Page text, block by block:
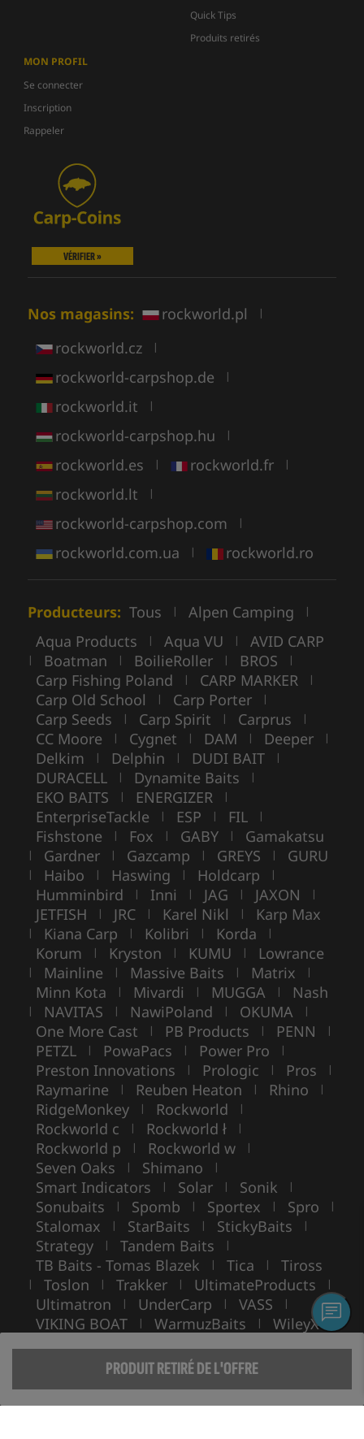
PRODUIT RETIRÉ DE L'OFFRE
Quick Tips
Produits retirés
MON PROFIL
Se connecter
Inscription
Rappeler
VÉRIFIER »
Nos magasins: rockworld.pl |
rockworld.cz |
rockworld-carpshop.de |
rockworld.it |
rockworld-carpshop.hu |
rockworld.es | rockworld.fr |
rockworld.lt |
rockworld-carpshop.com |
rockworld.com.ua | rockworld.ro
Producteurs: Tous | Alpen Camping |
Aqua Products | Aqua VU | AVID CARP
| Boatman | BoilieRoller | BROS |
Carp Fishing Poland | CARP MARKER |
Carp Old School | Carp Porter |
Carp Seeds | Carp Spirit | Carprus |
CC Moore | Cygnet | DAM | Deeper |
Delkim | Delphin | DUDI BAIT |
DURACELL | Dynamite Baits |
EKO BAITS | ENERGIZER |
EnterpriseTackle | ESP | FIL |
Fishstone | Fox | GABY | Gamakatsu
| Gardner | Gazcamp | GREYS | GURU
| Haibo | Haswing | Holdcarp |
Humminbird | Inni | JAG | JAXON |
JETFISH | JRC | Karel Nikl | Karp Max
| Kiana Carp | Kolibri | Korda |
Korum | Kryston | KUMU | Lowrance
| Mainline | Massive Baits | Matrix |
Minn Kota | Mivardi | MUGGA | Nash
| NAVITAS | NawiPoland | OKUMA |
One More Cast | PB Products | PENN |
PETZL | PowaPacs | Power Pro |
Preston Innovations | Prologic | Pros |
Raymarine | Reuben Heaton | Rhino |
RidgeMonkey | Rockworld |
Rockworld c | Rockworld ł |
Rockworld p | Rockworld w |
Seven Oaks | Shimano |
Smart Indicators | Solar | Sonik |
Sonubaits | Spomb | Sportex | Spro |
Stalomax | StarBaits | StickyBaits |
Strategy | Tandem Baits |
TB Baits - Tomas Blazek | Tica | Tiross
| Toslon | Trakker | UltimateProducts |
Ultimatron | UnderCarp | VASS |
VIKING BOAT | WarmuzBaits | WileyX
Copyright ©ROCKWORLD- Tous droits réservés.
L'utilisation de photos et de textes sans autorisation écrite est interdite.